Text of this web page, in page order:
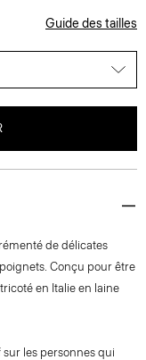
Guide des tailles
de délicates
Conçu pour être
en Italie en laine
les personnes qui